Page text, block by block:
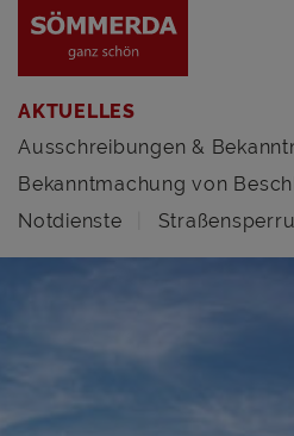
AKTUELLES
Ausschreibungen &
Bekanntmachung von
Notdienste